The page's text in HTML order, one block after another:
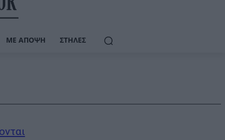
ΜΕ ΆΠΟΨΗ ΣΤΉΛΕΣ